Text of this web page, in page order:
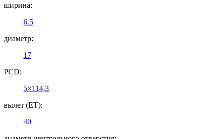
ширина:
6.5
диаметр:
17
PCD:
5×114,3
вылет (ET):
40